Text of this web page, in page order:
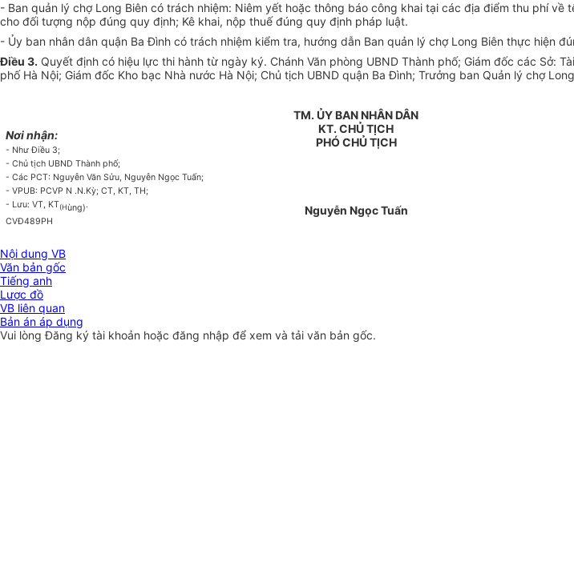
- Ban quản lý chợ Long Biên có trách nhiệm: Niêm yết hoặc thông báo công khai tại các địa điểm thu phí
cho đối tượng nộp đúng quy định; Kê khai, nộp thuế đúng quy định pháp luật.
- Ủy ban nhân dân quận Ba Đình có trách nhiệm kiểm tra, hướng dẫn Ban quản lý chợ Long Biên thực hiện
Điều 3. Quyết định có hiệu lực thi hành từ ngày ký. Chánh Văn phòng UBND Thành phố; Giám đốc các Sở:
phố Hà Nội; Giám đốc Kho bạc Nhà nước Hà Nội; Chủ tịch UBND quận Ba Đình; Trưởng ban Quản lý chợ
Nơi nhận:
- Như Điều 3;
- Chủ tịch UBND Thành phố;
- Các PCT: Nguyễn Văn Sửu, Nguyễn Ngọc Tuấn;
- VPUB: PCVP N .N.Kỳ; CT, KT, TH;
- Lưu: VT, KT(Hùng).
CVĐ489PH
TM. ỦY BAN NHÂN DÂN
KT. CHỦ TỊCH
PHÓ CHỦ TỊCH
Nguyễn Ngọc Tuấn
Nội dung VB
Văn bản gốc
Tiếng anh
Lược đồ
VB liên quan
Bản án áp dụng
Vui lòngĐăng ký tài khoản hoặc đăng nhập để xem và tải văn bản gốc.